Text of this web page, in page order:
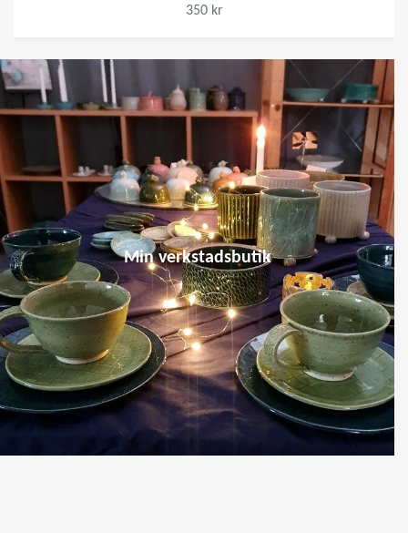
Min verkstadsbutik
350 kr